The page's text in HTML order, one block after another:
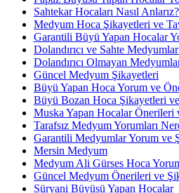
Sahtekar Hocaları Nasıl Anlarız?
Medyum Hoca Şikayetleri ve
Garantili Büyü Yapan Hocalar
Dolandırıcı ve Sahte
Dolandırıcı Olmayan
Güncel Medyum Şikayetleri
Büyü Yapan Hoca Yorum ve
Büyü Bozan Hoca Şikayetleri
Muska Yapan Hocalar Önerileri
Tarafsız Medyum Yorumları
Garantili Medyumlar Yorum ve
Mersin Medyum
Medyum Ali Gürses Hoca
Güncel Medyum Önerileri ve
Süryani Büyüsü Yapan Hocalar